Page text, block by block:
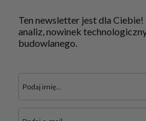
Ten newsletter jest dla
analiz, nowinek
budowlanego.